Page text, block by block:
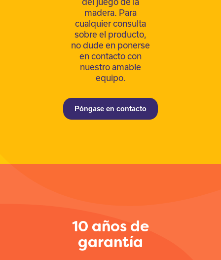
madera. Para
cualquier consulta
sobre el producto,
no dude en ponerse
en contacto con
nuestro amable
equipo.
Póngase en contacto
10 años de
garantía